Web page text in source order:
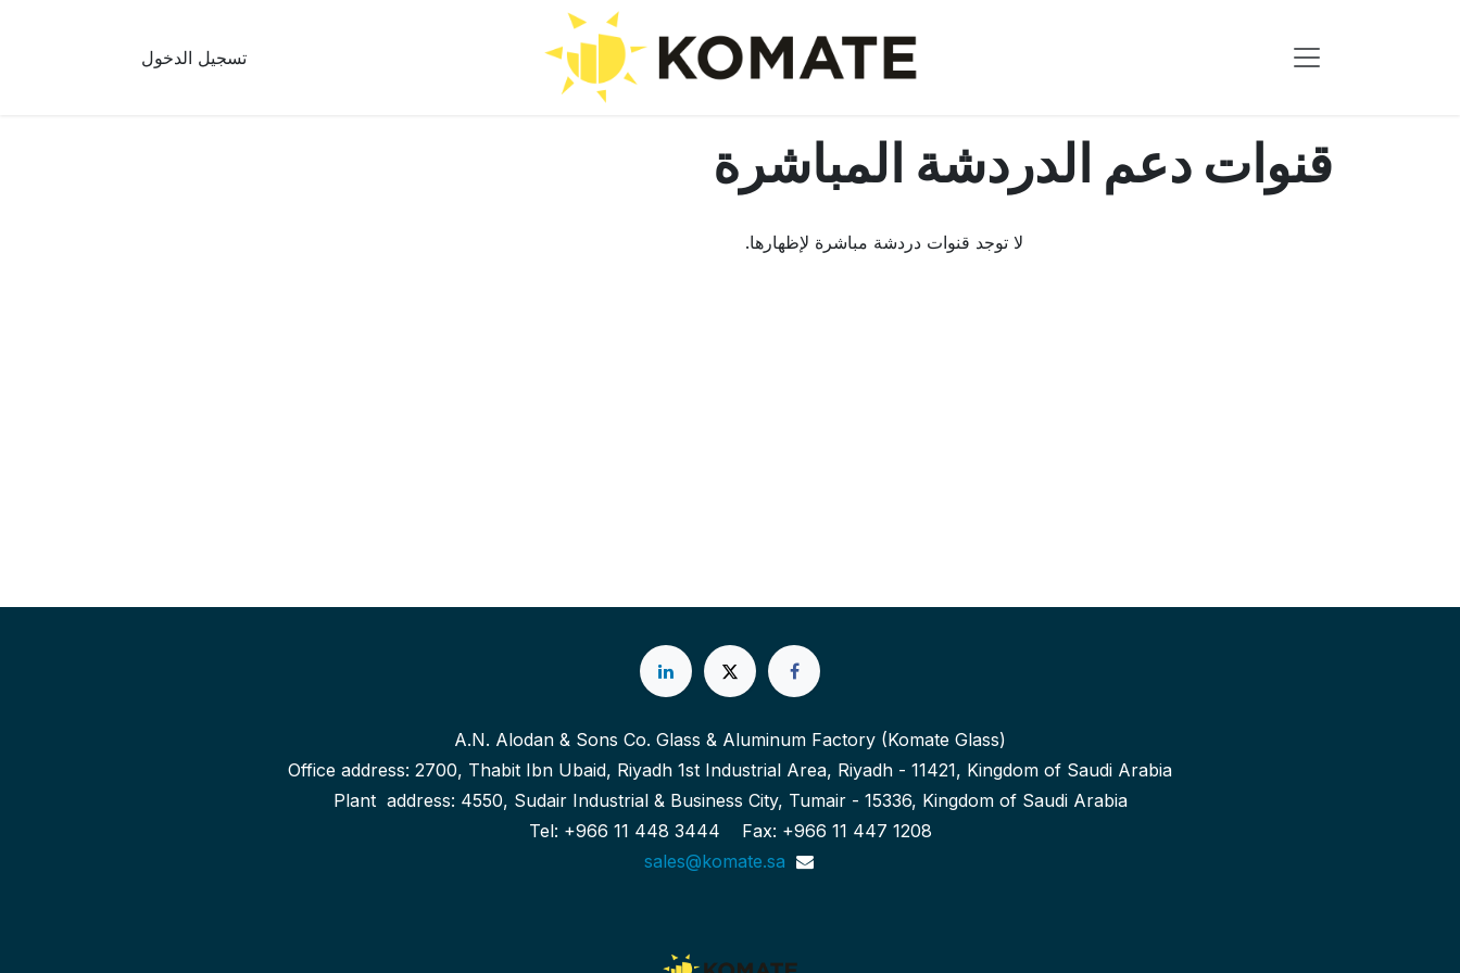
تسجيل الدخول
قنوات دعم الدردشة المباشرة
لا توجد قنوات دردشة مباشرة لإظهارها.
A.N. Alodan & Sons Co. Glass & Aluminum Factory (Komate Glass)
Office address: 2700, Thabit Ibn Ubaid, Riyadh 1st Industrial Area, Riyadh - 11421, Kingdom of Saudi Arabia
Plant address: 4550, Sudair Industrial & Business City, Tumair - 15336, Kingdom of Saudi Arabia
Tel: +966 11 448 3444 Fax: +966 11 447 1208
sales@komate.sa